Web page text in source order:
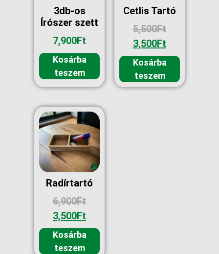
3db-os
Írószer szett
7,900Ft
Kosárba
teszem
Cetlis Tartó
5,500Ft
3,500Ft
Kosárba
teszem
Radírtartó
6,900Ft
3,500Ft
Kosárba
teszem